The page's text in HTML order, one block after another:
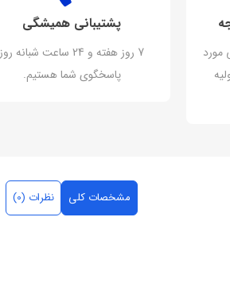
مورد
پشتیبانی همیشگی
7 روز هفته و 24 ساعت شبانه روز
پاسخگوی شما هستیم.
مشخصات کلی نظرات (0)